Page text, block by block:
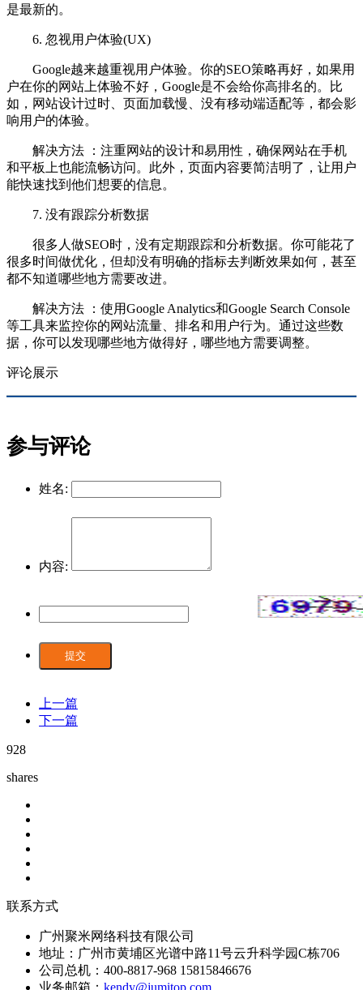
是最新的。
6. 忽视用户体验(UX)
Google越来越重视用户体验。你的SEO策略再好，如果用
户在你的网站上体验不好，Google是不会给你高排名的。比
如，网站设计过时、页面加载慢、没有移动端适配等，都会影
响用户的体验。
解决方法 ：注重网站的设计和易用性，确保网站在手机
和平板上也能流畅访问。此外，页面内容要简洁明了，让用户
能快速找到他们想要的信息。
7. 没有跟踪分析数据
很多人做SEO时，没有定期跟踪和分析数据。你可能花了
很多时间做优化，但却没有明确的指标去判断效果如何，甚至
都不知道哪些地方需要改进。
解决方法 ：使用Google Analytics和Google Search Console
等工具来监控你的网站流量、排名和用户行为。通过这些数
据，你可以发现哪些地方做得好，哪些地方需要调整。
评论展示
参与评论
姓名:
内容:
提交
上一篇
下一篇
928
shares
联系方式
广州聚米网络科技有限公司
地址：广州市黄埔区光谱中路11号云升科学园C栋706
公司总机：400-8817-968 15815846676